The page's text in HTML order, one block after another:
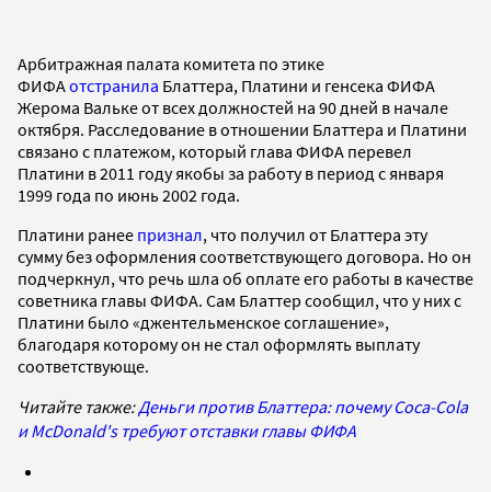
Арбитражная палата комитета по этике
ФИФАотстранила Блаттера, Платини и генсека ФИФА
Жерома Вальке от всех должностей на 90 дней в начале
октября. Расследование в отношении Блаттера и Платини
связано с платежом, который глава ФИФА перевел
Платини в 2011 году якобы за работу в период с января
1999 года по июнь 2002 года.
Платини ранее признал, что получил от Блаттера эту
сумму без оформления соответствующего договора. Но он
подчеркнул, что речь шла об оплате его работы в качестве
советника главы ФИФА. Сам Блаттер сообщил, что у них с
Платини было «джентельменское соглашение»,
благодаря которому он не стал оформлять выплату
соответствующе.
Читайте также:Деньги против Блаттера: почему Coca-Cola
и McDonald's требуют отставки главыФИФА